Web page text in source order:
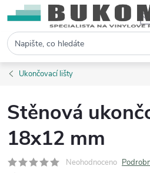
Hledat
Ukončovací lišty
Stěnová
18x12 mm
Neohodnoceno